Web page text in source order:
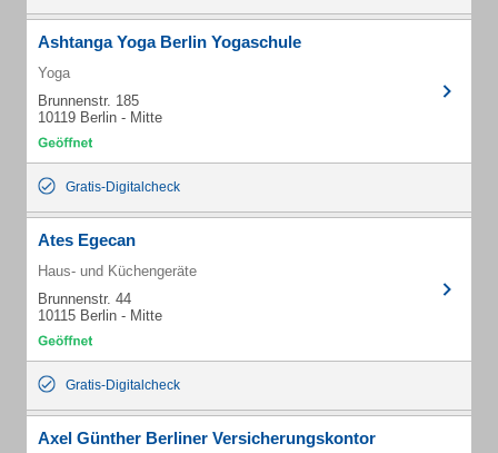
Ashtanga Yoga Berlin Yogaschule
Yoga
Brunnenstr. 185
10119 Berlin - Mitte
Gratis-Digitalcheck
Ates Egecan
Haus- und Küchengeräte
Brunnenstr. 44
10115 Berlin - Mitte
Gratis-Digitalcheck
Axel Günther Berliner Versicherungskontor